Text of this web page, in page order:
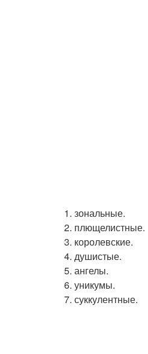
1. зональные.
2. плющелистные.
3. королевские.
4. душистые.
5. ангелы.
6. уникумы.
7. суккулентные.